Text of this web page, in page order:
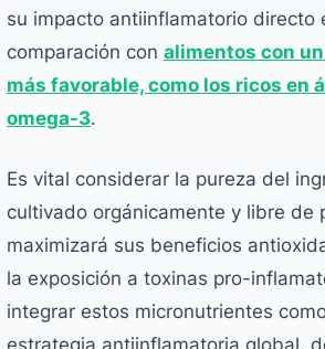
su impacto antiinflamatorio directo
comparación con alimentos con
más favorable, como los ricos en
omega-3.
Es vital considerar la pureza del
cultivado orgánicamente y libre de
maximizará sus beneficios
la exposición a toxinas pro-
integrar estos micronutrientes
estrategia antiinflamatoria global,